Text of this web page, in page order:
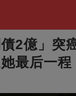
2億」突
最后一程